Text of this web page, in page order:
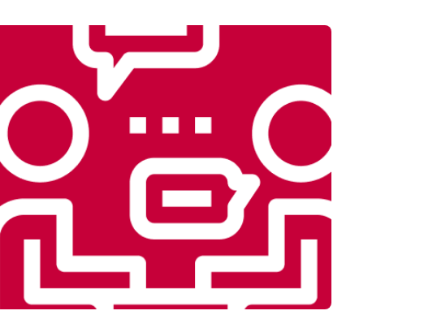
от 5800 ₽ Заказать
от 4500 ₽ Заказать
Заказать
от 4800 ₽ Заказать